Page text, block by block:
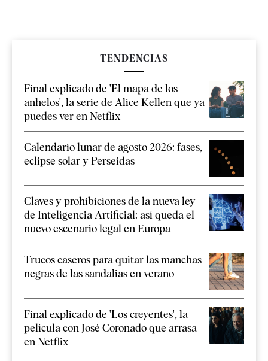
TENDENCIAS
Final explicado de 'El mapa de los
anhelos', la serie de Alice Kellen que ya
puedes ver en Netflix
Calendario lunar de agosto 2026: fases,
eclipse solar y Perseidas
Claves y prohibiciones de la nueva ley
de Inteligencia Artificial: así queda el
nuevo escenario legal en Europa
Trucos caseros para quitar las manchas
negras de las sandalias en verano
Final explicado de 'Los creyentes', la
película con José Coronado que arrasa
en Netflix